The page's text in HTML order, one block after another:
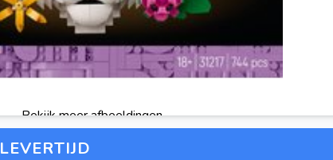
Bekijk meer afbeeldingen
LEVERTIJD